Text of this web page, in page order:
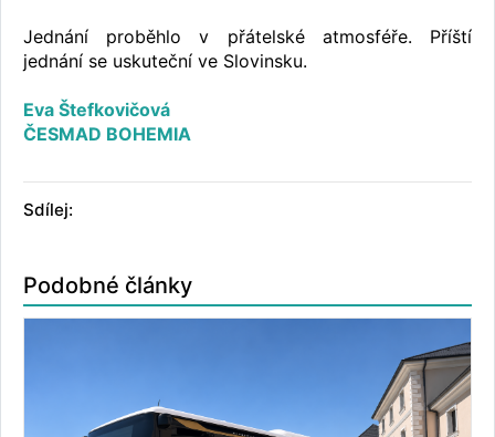
Jednání proběhlo v přátelské atmosféře. Příští
jednání se uskuteční ve Slovinsku.
Eva Štefkovičová
ČESMAD BOHEMIA
Sdílej:
Podobné články